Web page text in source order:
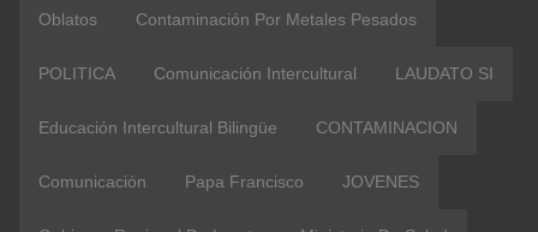
Oblatos Contaminación Por Metales Pesados
POLITICA Comunicación Intercultural LAUDATO SI
Educación Intercultural Bilingüe CONTAMINACION
Comunicación Papa Francisco JOVENES